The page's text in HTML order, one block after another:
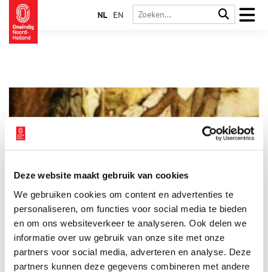
Deze website maakt gebruik van cookies
We gebruiken cookies om content en advertenties te
personaliseren, om functies voor social media te bieden
en om ons websiteverkeer te analyseren. Ook delen we
informatie over uw gebruik van onze site met onze
partners voor social media, adverteren en analyse. Deze
partners kunnen deze gegevens combineren met andere
NL EN
van Kerst
De Haarlemse schrijver Godfried Bomans, meester van de
ironie, is altijd een warm pleitbezorger geweest van het werk
van zijn wereldberoemde Engelse collega Charles Dickens. Hij
werkte niet alleen aan vertalingen mee, die via de Prisma-
edities een grote verspreiding kregen, maar richtte ook de
Haarlem Branch op van het illustere The International Dickens